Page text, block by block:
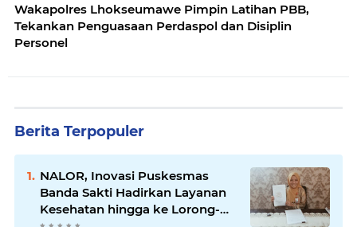
Wakapolres Lhokseumawe Pimpin Latihan PBB,
Tekankan Penguasaan Perdaspol dan Disiplin
Personel
Berita Terpopuler
NALOR, Inovasi Puskesmas
Banda Sakti Hadirkan Layanan
Kesehatan hingga ke Lorong-